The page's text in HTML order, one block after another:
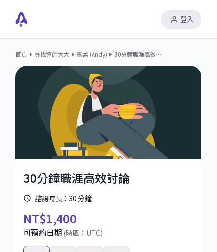
登入
首頁 尋找導師大大 嘉孟 (Andy) 30分鐘職涯高效討論
30分鐘職涯高效討論
諮詢時長： 30 分鐘
NT$1,400
可預約日期 (時區： UTC)